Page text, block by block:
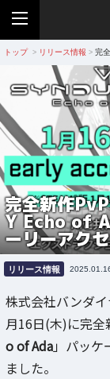
トップ > リリース情報 > 完
完全新作
Y Echo of
ーリーアク
リリース情報
株式会社バンダ
月16日(木)に完全
o of Ada」パッケ
ました。